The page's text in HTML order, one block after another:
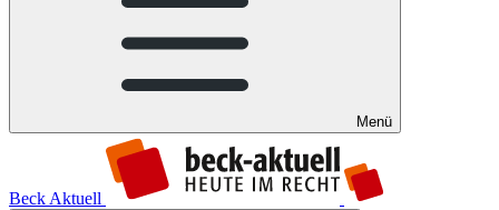
Menü
Beck Aktuell